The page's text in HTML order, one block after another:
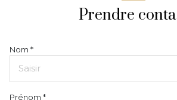
Prendre
Nom *
Prénom *